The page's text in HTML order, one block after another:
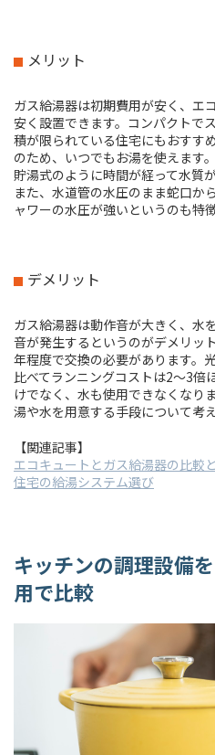
メリット
ガス給湯器は初期費用が安く、エ
安く設置できます。コンパクトで
積が限られている住宅にもおすす
のため、いつでもお湯を使えます
貯湯式のように時間が経って水質
また、水道管の水圧のまま蛇口か
ャワーの水圧が強いというのも特徴
デメリット
ガス給湯器は動作音が大きく、水
音が発生するというのがデメリッ
年程度で交換の必要があります。
比べてランニングコストは2～3倍
けでなく、水も使用できなくなり
湯や水を用意する手段について考
【関連記事】
エコキュートとガス給湯器の比較
住宅の給湯システム選び
キッチンの調理設備
用で比較